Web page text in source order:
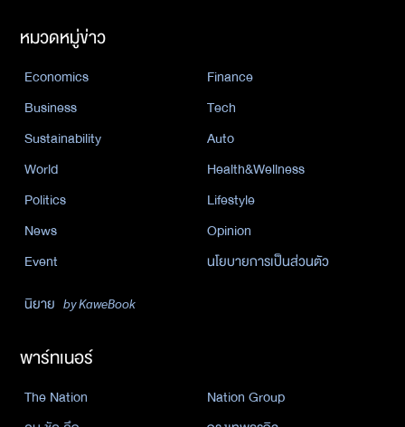
หมวดหมู่ข่าว
Economics
Finance
Business
Tech
Sustainability
Auto
World
Health&Wellness
Politics
Lifestyle
News
Opinion
Event
นโยบายการเป็นส่วนตัว
นิยาย by KaweBook
พาร์ทเนอร์
The Nation
Nation Group